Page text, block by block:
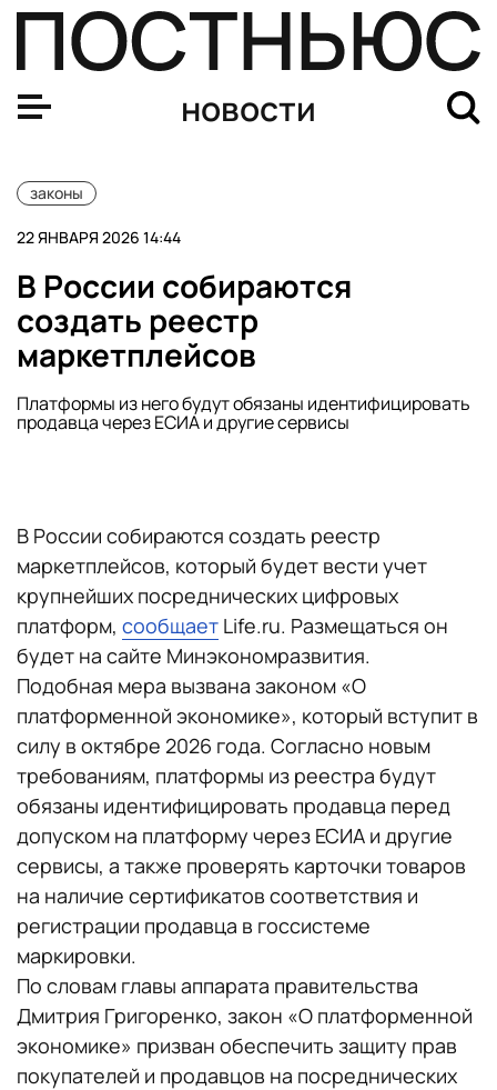
новости
законы
22 ЯНВАРЯ 2026 14:44
В России собираются
создать реестр
маркетплейсов
Платформы из него будут обязаны идентифицировать
продавца через ЕСИА и другие сервисы
В России собираются создать реестр
маркетплейсов, который будет вести учет
крупнейших посреднических цифровых
платформ, сообщает Life.ru. Размещаться он
будет на сайте Минэкономразвития.
Подобная мера вызвана законом «О
платформенной экономике», который вступит в
силу в октябре 2026 года. Согласно новым
требованиям, платформы из реестра будут
обязаны идентифицировать продавца перед
допуском на платформу через ЕСИА и другие
сервисы, а также проверять карточки товаров
на наличие сертификатов соответствия и
регистрации продавца в госсистеме
маркировки.
По словам главы аппарата правительства
Дмитрия Григоренко, закон «О платформенной
экономике» призван обеспечить защиту прав
покупателей и продавцов на посреднических
В ГД работают над уголовным наказанием для